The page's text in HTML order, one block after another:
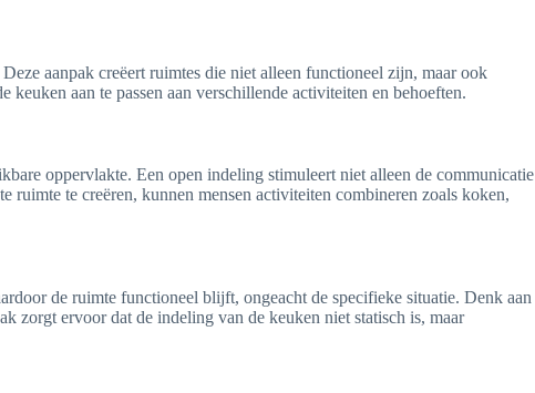
aanpak creëert ruimtes die niet alleen functioneel zijn, maar ook
aan te passen aan verschillende activiteiten en behoeften.
oppervlakte. Een open indeling stimuleert niet alleen de communicatie
ruimte te creëren, kunnen mensen activiteiten combineren zoals koken,
de ruimte functioneel blijft, ongeacht de specifieke situatie. Denk aan
zorgt ervoor dat de indeling van de keuken niet statisch is, maar